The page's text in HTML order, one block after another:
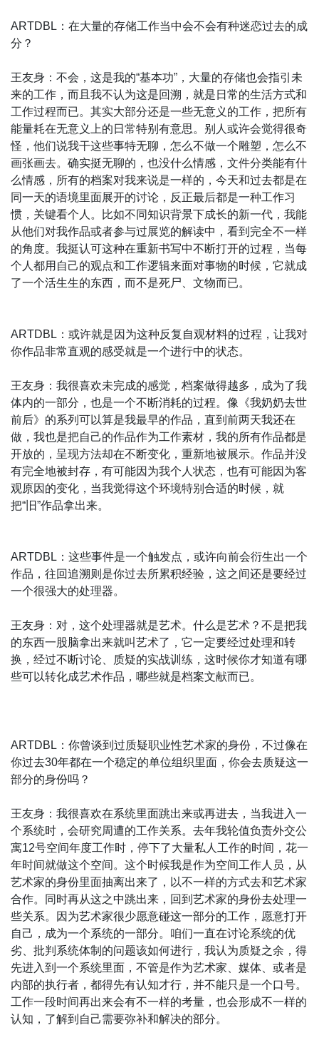
ARTDBL：在大量的存储工作当中会不会有种迷恋过去的成
分？
王友身：不会，这是我的“基本功”，大量的存储也会指引未
来的工作，而且我不认为这是回溯，就是日常的生活方式和
工作过程而已。其实大部分还是一些无意义的工作，把所有
能量耗在无意义上的日常特别有意思。别人或许会觉得很奇
怪，他们说我干这些事特无聊，怎么不做一个雕塑，怎么不
画张画去。确实挺无聊的，也没什么情感，文件分类能有什
么情感，所有的档案对我来说是一样的，今天和过去都是在
同一天的语境里面展开的讨论，反正最后都是一种工作习
惯，关键看个人。比如不同知识背景下成长的新一代，我能
从他们对我作品或者参与过展览的解读中，看到完全不一样
的角度。我挺认可这种在重新书写中不断打开的过程，当每
个人都用自己的观点和工作逻辑来面对事物的时候，它就成
了一个活生生的东西，而不是死尸、文物而已。
ARTDBL：或许就是因为这种反复自观材料的过程，让我对
你作品非常直观的感受就是一个进行中的状态。
王友身：我很喜欢未完成的感觉，档案做得越多，成为了我
体内的一部分，也是一个不断消耗的过程。像《我奶奶去世
前后》的系列可以算是我最早的作品，直到前两天我还在
做，我也是把自己的作品作为工作素材，我的所有作品都是
开放的，呈现方法却在不断变化，重新地被展示。作品并没
有完全地被封存，有可能因为我个人状态，也有可能因为客
观原因的变化，当我觉得这个环境特别合适的时候，就
把“旧”作品拿出来。
ARTDBL：这些事件是一个触发点，或许向前会衍生出一个
作品，往回追溯则是你过去所累积经验，这之间还是要经过
一个很强大的处理器。
王友身：对，这个处理器就是艺术。什么是艺术？不是把我
的东西一股脑拿出来就叫艺术了，它一定要经过处理和转
换，经过不断讨论、质疑的实战训练，这时候你才知道有哪
些可以转化成艺术作品，哪些就是档案文献而已。
ARTDBL：你曾谈到过质疑职业性艺术家的身份，不过像在
你过去30年都在一个稳定的单位组织里面，你会去质疑这一
部分的身份吗？
王友身：我很喜欢在系统里面跳出来或再进去，当我进入一
个系统时，会研究周遭的工作关系。去年我轮值负责外交公
寓12号空间年度工作时，停下了大量私人工作的时间，花一
年时间就做这个空间。这个时候我是作为空间工作人员，从
艺术家的身份里面抽离出来了，以不一样的方式去和艺术家
合作。同时再从这之中跳出来，回到艺术家的身份去处理一
些关系。因为艺术家很少愿意碰这一部分的工作，愿意打开
自己，成为一个系统的一部分。咱们一直在讨论系统的优
劣、批判系统体制的问题该如何进行，我认为质疑之余，得
先进入到一个系统里面，不管是作为艺术家、媒体、或者是
内部的执行者，都得先有认知才行，并不能只是一个口号。
工作一段时间再出来会有不一样的考量，也会形成不一样的
认知，了解到自己需要弥补和解决的部分。